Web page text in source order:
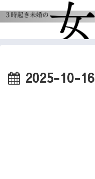
2025-10-16